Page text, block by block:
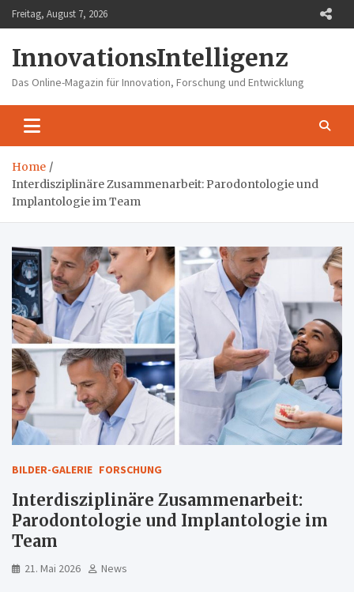
Skip
to
Freitag, August 7, 2026
InnovationsIntelligenz
Das Online-Magazin für Innovation, Forschung und Entwicklung
Home
Interdisziplinäre Zusammenarbeit: Parodontologie und
Implantologie im Team
BILDER-GALERIE FORSCHUNG
Interdisziplinäre Zusammenarbeit:
Parodontologie und Implantologie im
Team
21. Mai 2026 News